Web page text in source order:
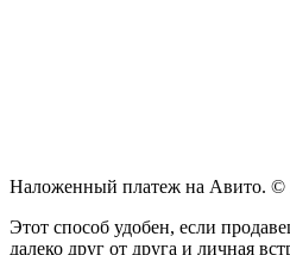
Наложенный платеж на Авито. ©
Этот способ удобен, если
далеко друг от друга и личная